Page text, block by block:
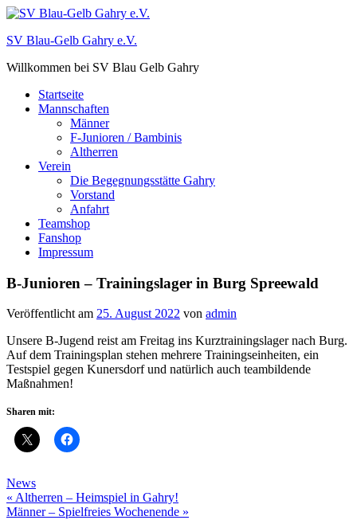
Zum
springen
SV Blau-Gelb Gahry e.V.
Willkommen bei SV Blau Gelb Gahry
Startseite
Mannschaften
Männer
F-Junioren / Bambinis
Altherren
Verein
Die Begegnungsstätte Gahry
Vorstand
Anfahrt
Teamshop
Fanshop
Impressum
B-Junioren – Trainingslager in Burg Spreewald
Veröffentlicht am 25. August 2022 von admin
Unsere B-Jugend reist am Freitag ins Kurztrainingslager nach Burg.
Auf dem Trainingsplan stehen mehrere Trainingseinheiten, ein
Testspiel gegen Kunersdorf und natürlich auch teambildende
Maßnahmen!
Sharen mit:
News
Beitragsnavigation
« Altherren – Heimspiel in Gahry!
Männer – Spielfreies Wochenende »